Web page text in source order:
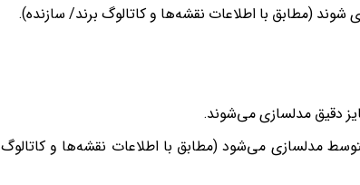
شوند (مطابق با اطلاعات نقشه‌ها و کاتالوگ برند/ سازنده).
دقیق مدلسازی می‌شوند.
مدلسازی می‌شود (مطابق با اطلاعات نقشه‌ها و کاتالوگ